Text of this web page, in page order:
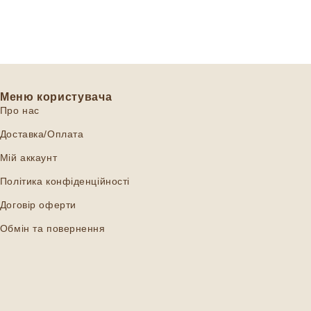
Меню користувача
Про нас
Доставка/Оплата
Мій аккаунт
Політика конфіденційності
Договір оферти
Обмін та повернення